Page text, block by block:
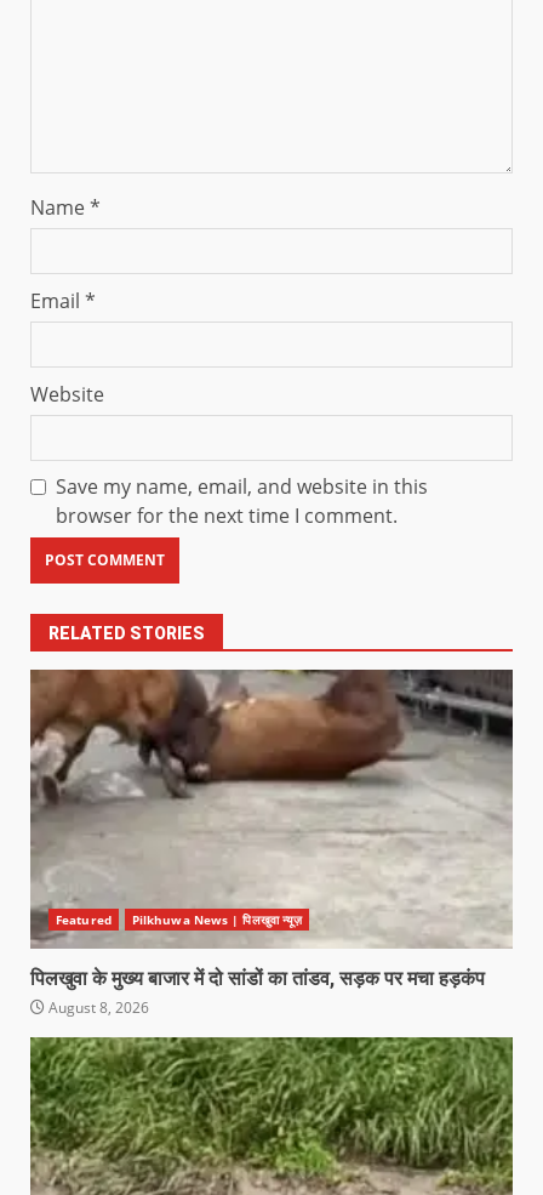
Name*
Email *
Website
Save my name, email, and website in this
browser for the next time I comment.
RELATED STORIES
Featured Pilkhuwa News | पिलखुवा न्यूज़
पिलखुवा के मुख्य बाजार में दो सांडों का तांडव, सड़क पर मचा हड़कंप
August 8, 2026